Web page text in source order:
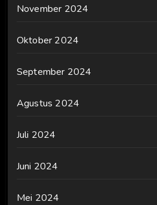
November 2024
Oktober 2024
September 2024
Agustus 2024
Juli 2024
Juni 2024
Mei 2024